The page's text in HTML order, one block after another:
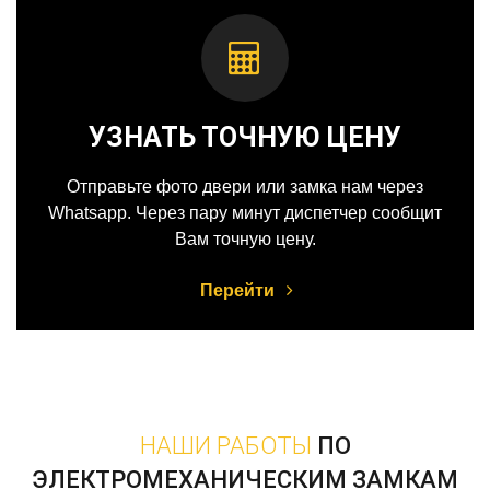
УЗНАТЬ ТОЧНУЮ ЦЕНУ
Отправьте фото двери или замка нам через
Whatsapp. Через пару минут диспетчер сообщит
Вам точную цену.
Перейти
НАШИ РАБОТЫ ПО
ЭЛЕКТРОМЕХАНИЧЕСКИМ ЗАМКАМ